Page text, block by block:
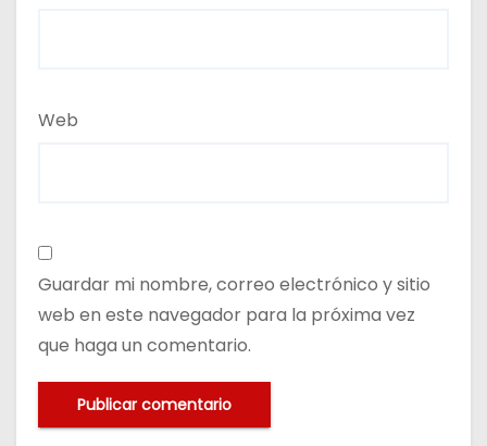
Web
Guardar mi nombre, correo electrónico y sitio
web en este navegador para la próxima vez
que haga un comentario.